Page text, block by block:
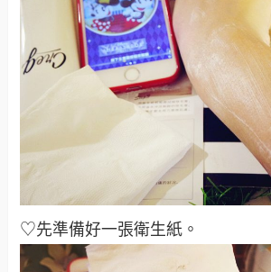
♡先準備好一張衛生紙 。